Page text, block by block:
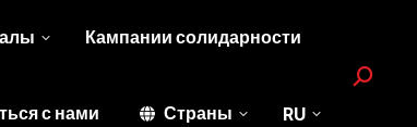
Кампании солидарности
с нами Страны RU
Search: